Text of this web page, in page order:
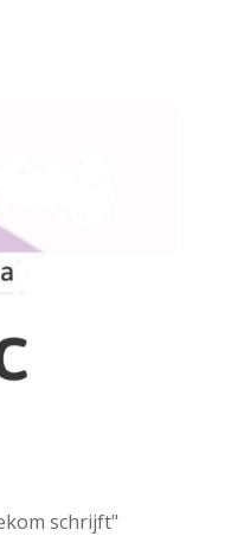
schrijft"